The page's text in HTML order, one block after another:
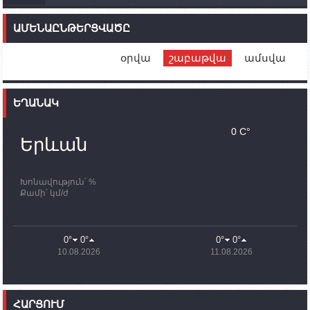
ունեն. կիպրոսցի խորհրդարանականը՝ Ալեն
Ֆրանսիայի ԱԳ նախարարը կայցելի Հայաստան
պատասխանատուներ կմնան ԼՂ-ում՝ մինչև
որոնողափրկարարական աշխատանքների
11:03
ՄԱԿ-ի առաքելությունը շատ, շատ, շատ օգտակար
Ադրբեջանի փոխվարչապետն այսօր կմեկնի
Ստեփանակերտ
10:07 02.10.2023
ԱՄԵՆԱԸՆԹԵՐՑՎԱԾԸ
օրվա շաբաթվա ամսվա
ԵՂԱՆԱԿ
Երևան
Խոնավություն՝ %
Քամի՝ կմ/ժ
0 C°
0° 0°
10.08.2026
0° 0°
11.08.2026
ՀԱՐՑՈՒՄ